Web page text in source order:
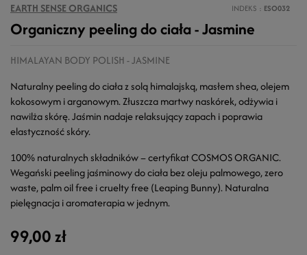
EARTH SENSE ORGANICS INDEKS ESO032
Organiczny peeling do ciała - Jasmine
HIMALAYAN BODY POLISH - JASMINE
Naturalny peeling do ciała z solą himalajską, masłem shea, olejem
kokosowym i arganowym. Złuszcza martwy naskórek, odżywia i
nawilża skórę. Jaśmin nadaje relaksujący zapach i poprawia
elastyczność skóry.
100% naturalnych składników – certyfikat COSMOS ORGANIC.
Wegański peeling jaśminowy do ciała bez oleju palmowego, zero
waste, palm oil free i cruelty free (Leaping Bunny). Naturalna
pielęgnacja i aromaterapia w jednym.
99,00 zł